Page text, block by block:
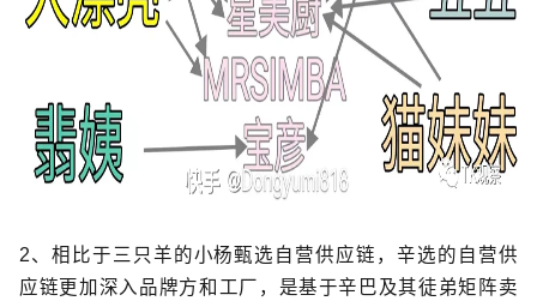
2、相比于三只羊的小杨甄选自营供应链，辛选的自营供
应链更加深入品牌方和工厂，是基于辛巴及其徒弟矩阵卖